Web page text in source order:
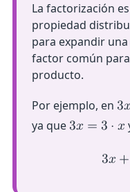
La factorización
propiedad
para expandir
factor común
producto.
Por ejemplo, en 3
ya que3𝑥 = 3 ⋅ 𝑥
3𝑥+